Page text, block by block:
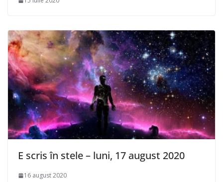
E scris în stele – luni, 17 august 2020
16 august 2020